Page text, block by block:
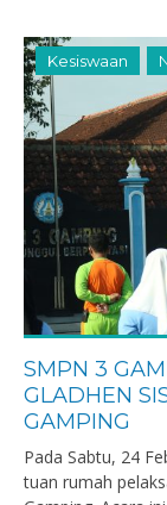
Kesiswaan
SMPN 3
GLADHEN
GAMPING
Pada Sabtu, 24
tuan rumah